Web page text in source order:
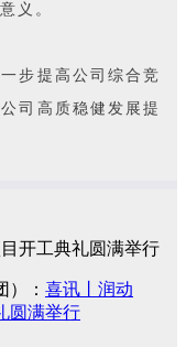
义。
步提高公司综合竞
司高质稳健发展提
： 喜讯丨润动
圆满举行